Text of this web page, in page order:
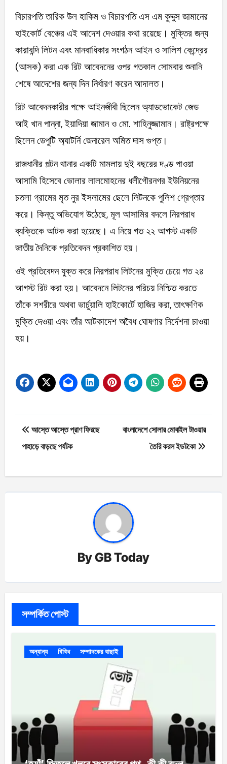
বিচারপতি তারিক উল হাকিম ও বিচারপতি এস এম কুদ্দুস জামানের
হাইকোর্ট বেঞ্চের এই আদেশ দেওয়ার কথা রয়েছে। মুক্তির জন্য
কারাবন্দি লিটন এবং মানবাধিকার সংগঠন আইন ও সালিশ কেন্দ্রের
(আসক) করা এক রিট আবেদনের ওপর গতকাল সোমবার শুনানি
শেষে আদেশের জন্য দিন নির্ধারণ করেন আদালত।
রিট আবেদনকারীর পক্ষে আইনজীবী ছিলেন অ্যাডভোকেট জেড
আই খান পান্না, ইয়াদিয়া জামান ও মো. শাহিনুজ্জামান। রাষ্ট্রপক্ষে
ছিলেন ডেপুটি অ্যাটর্নি জেনারেল অমিত দাস গুপ্ত।
রাজধানীর পল্টন থানার একটি মামলায় দুই বছরের দণ্ড পাওয়া
আসামি হিসেবে ভোলার লালমোহনের ধলীগৌরনগর ইউনিয়নের
চতলা গ্রামের মৃত নুর ইসলামের ছেলে লিটনকে পুলিশ গ্রেপ্তার
করে। কিন্তু অভিযোগ উঠেছে, মূল আসামির বদলে নিরপরাধ
ব্যক্তিকে আটক করা হয়েছে। এ নিয়ে গত ২২ আগস্ট একটি
জাতীয় দৈনিকে প্রতিবেদন প্রকাশিত হয়।
ওই প্রতিবেদন যুক্ত করে নিরপরাধ লিটনের মুক্তি চেয়ে গত ২৪
আগস্ট রিট করা হয়। আবেদনে লিটনের পরিচয় নিশ্চিত করতে
তাঁকে সশরীরে অথবা ভার্চুয়ালি হাইকোর্টে হাজির করা, তাৎক্ষণিক
মুক্তি দেওয়া এবং তাঁর আটকাদেশ অবৈধ ঘোষণার নির্দেশনা চাওয়া
হয়।
Post
navigation
আস্তে আস্তে প্রাণ ফিরছে
পাহাড়ে বাড়ছে পর্যটক
বাংলাদেশে সোলার মোবাইল টাওয়ার
তৈরি করল ইডটকো
ByGB Today
সম্পর্কিত পোস্ট
অন্যান্য বিবিধ সম্পাদকের বাছাই